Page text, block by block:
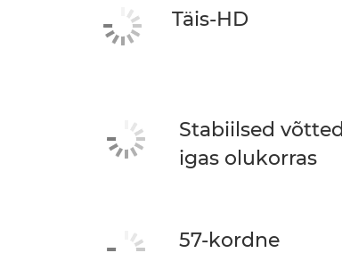
Täis-HD
Stabiilsed võtted
igas olukorras
57-kordne